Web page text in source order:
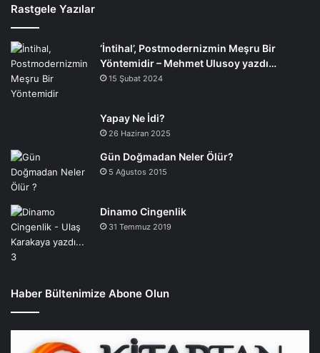
Rastgele Yazılar
‘İntihal’, Postmodernizmin Meşru Bir
Yöntemidir – Mehmet Ulusoy yazdı…
15 Şubat 2024
Yapay Ne İdi?
26 Haziran 2025
Gün Doğmadan Neler Ölür?
5 Ağustos 2015
Dinamo Cingenlik
31 Temmuz 2019
Haber Bültenimize Abone Olun